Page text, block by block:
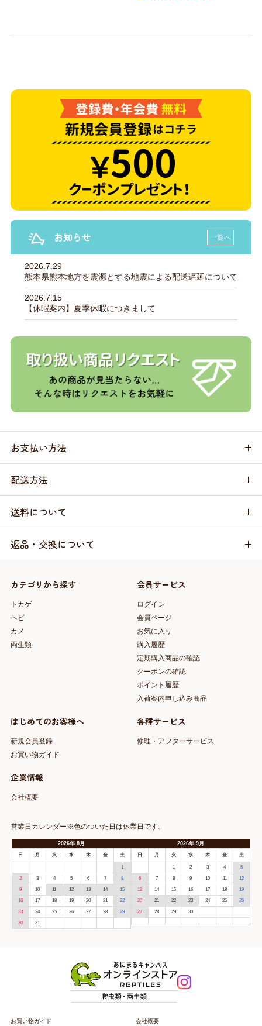
お知らせ 一覧へ
2026.7.29
熊本県熊本地方を震源とする地震による配送遅延について
2026.7.15
【休暇案内】夏季休暇につきまして
お支払い方法
配送方法
送料について
返品・交換について
カテゴリから探す
トカゲ
ヘビ
カメ
両生類
会員サービス
ログイン
会員ページ
お気に入り
購入履歴
定期購入商品の確認
クーポンの確認
ポイント履歴
入荷案内申し込み商品
はじめてのお客様へ
新規会員登録
お買い物ガイド
各種サービス
修理・アフターサービス
企業情報
会社概要
営業日カレンダー※色のついた日は休業日です。
2026年 8月
日 月 火 水 木 金 土
1
2 3 4 5 6 7 8
9 10 11 12 13 14 15
16 17 18 19 20 21 22
23 24 25 26 27 28 29
30 31
2026年9月
日 月 火 水 木 金 土
1 2 3 4 5
6 7 8 9 10 11 12
13 14 15 16 17 18 19
20 21 22 23 24 25 26
27 28 29 30
お買い物ガイド 会社概要